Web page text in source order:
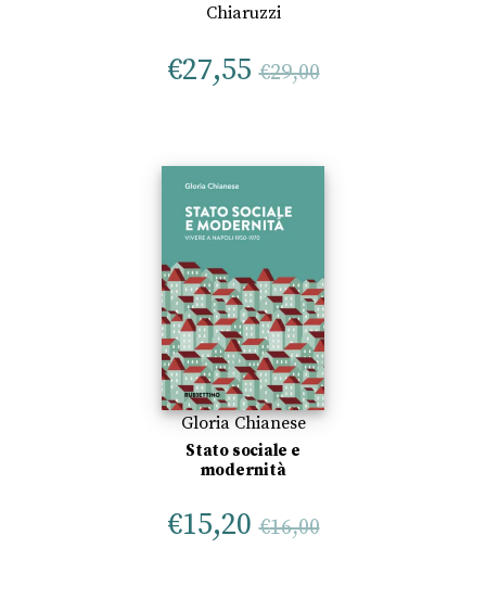
Chiaruzzi
€27,55 €29,00
Gloria Chianese
Stato sociale e
modernità
€15,20 €16,00